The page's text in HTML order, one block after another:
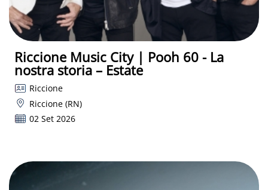
Riccione Music City | Pooh 60 - La
nostra storia – Estate
Riccione
Riccione (RN)
02 Set 2026